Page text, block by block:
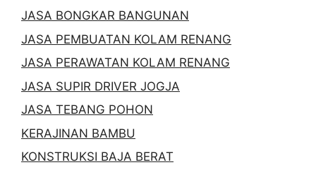
JASA BONGKAR BANGUNAN
JASA PEMBUATAN KOLAM RENANG
JASA PERAWATAN KOLAM RENANG
JASA SUPIR DRIVER JOGJA
JASA TEBANG POHON
KERAJINAN BAMBU
KONSTRUKSI BAJA BERAT